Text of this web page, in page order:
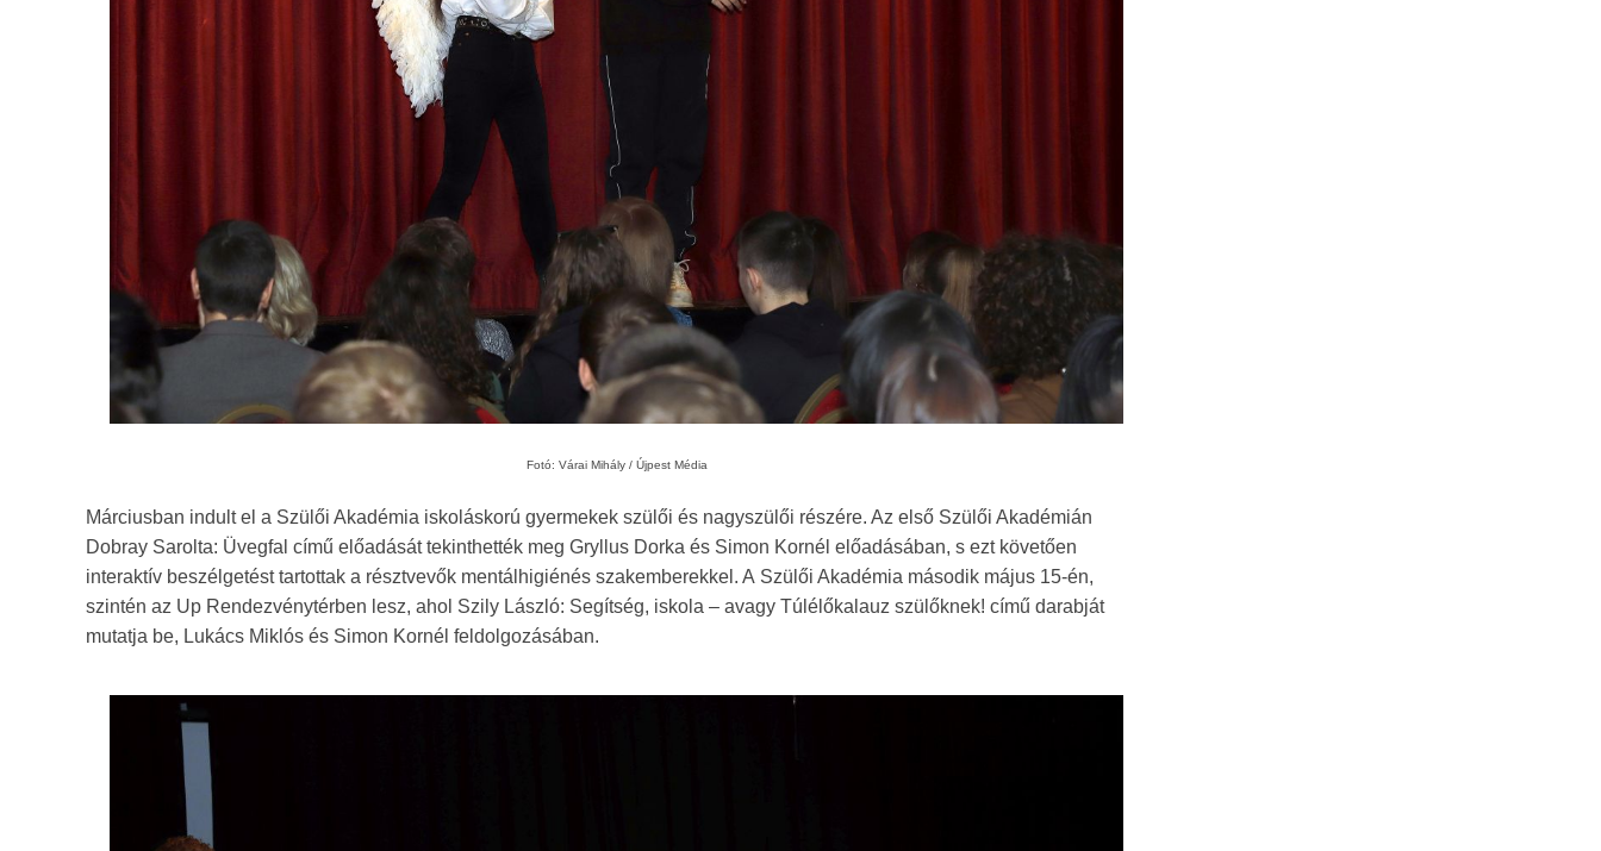
Fotó: Várai Mihály / Újpest Média
Márciusban indult el a Szülői Akadémia iskoláskorú gyermekek szülői és nagyszülői részére. Az első Szülői Akadémián
Dobray Sarolta: Üvegfal című előadását tekinthették meg Gryllus Dorka és Simon Kornél előadásában, s ezt követően
interaktív beszélgetést tartottak a résztvevők mentálhigiénés szakemberekkel. A Szülői Akadémia második május 15-én,
szintén az Up Rendezvénytérben lesz, ahol Szily László: Segítség, iskola – avagy Túlélőkalauz szülőknek! című darabját
mutatja be, Lukács Miklós és Simon Kornél feldolgozásában.